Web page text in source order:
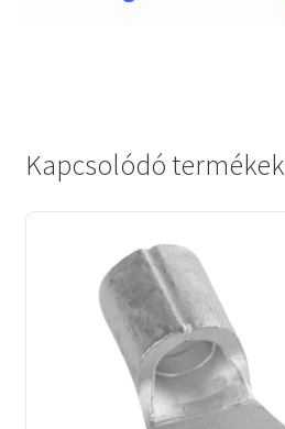
Kapcsolódó termékek